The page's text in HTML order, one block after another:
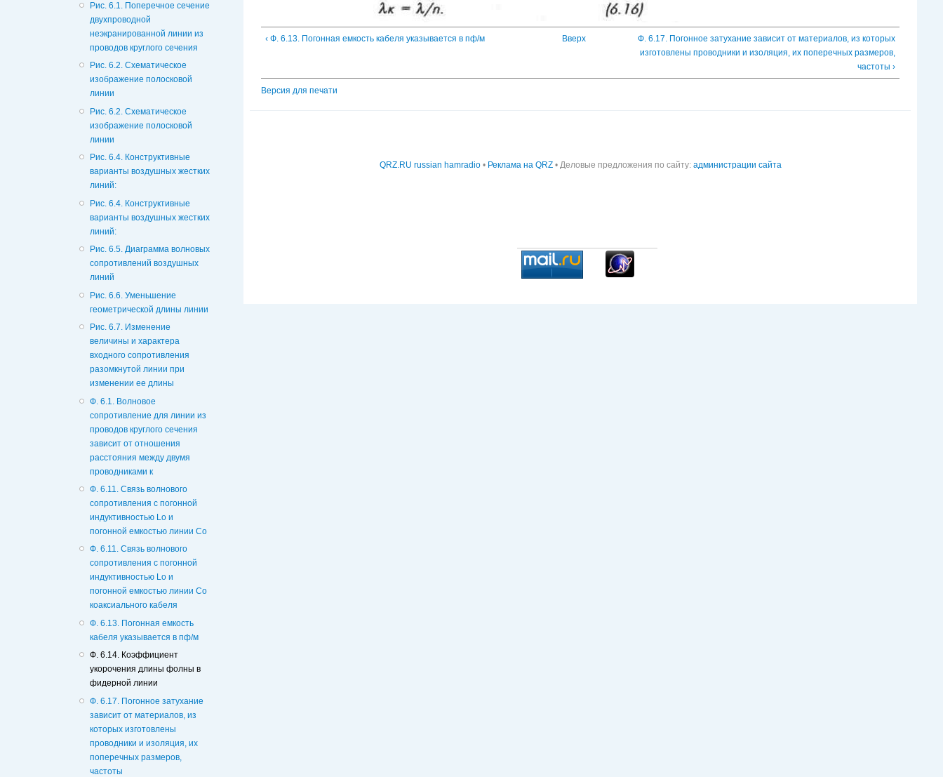
Рис. 6.1. Поперечное сечение
двухпроводной
неэкранированной линии из
проводов круглого сечения
Рис. 6.2. Схематическое
изображение полосковой
линии
Рис. 6.2. Схематическое
изображение полосковой
линии
Рис. 6.4. Конструктивные
варианты воздушных жестких
линий:
Рис. 6.4. Конструктивные
варианты воздушных жестких
линий:
Рис. 6.5. Диаграмма волновых
сопротивлений воздушных
линий
Рис. 6.6. Уменьшение
геометрической длины линии
Рис. 6.7. Изменение
величины и характера
входного сопротивления
разомкнутой линии при
изменении ее длины
Ф. 6.1. Волновое
сопротивление для линии из
проводов круглого сечения
зависит от отношения
расстояния между двумя
проводниками к
Ф. 6.11. Связь волнового
сопротивления с погонной
индуктивностью Lo и
погонной емкостью линии Со
Ф. 6.11. Связь волнового
сопротивления с погонной
индуктивностью Lo и
погонной емкостью линии Со
коаксиального кабеля
Ф. 6.13. Погонная емкость
кабеля указывается в пф/м
Ф. 6.14. Коэффициент
укорочения длины фолны в
фидерной линии
Ф. 6.17. Погонное затухание
зависит от материалов, из
которых изготовлены
проводники и изоляция, их
поперечных размеров,
частоты
‹ Ф. 6.13. Погонная емкость кабеля указывается в пф/м Вверх
Ф. 6.17. Погонное затухание зависит от материалов, из которых
изготовлены проводники и изоляция, их поперечных размеров,
частоты ›
Версия для печати
QRZ.RU russian hamradio• Реклама на QRZ• Деловые предложения по сайту: администрации сайта